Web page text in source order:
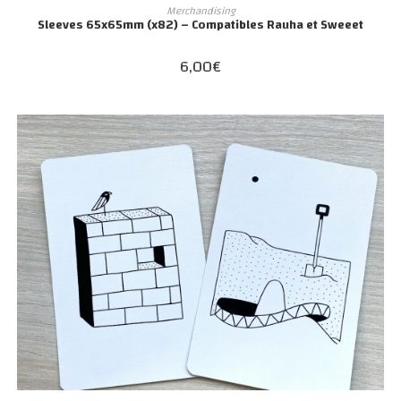
AJOUTER AU PANIER
Merchandising
Sleeves 65x65mm (x82) – Compatibles Rauha et Sweeet
6,00€